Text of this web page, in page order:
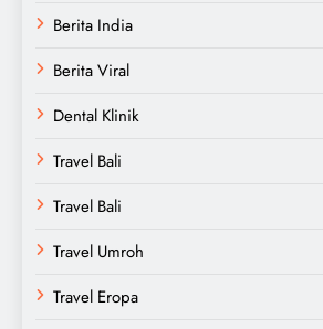
Berita India
Berita Viral
Dental Klinik
Travel Bali
Travel Bali
Travel Umroh
Travel Eropa